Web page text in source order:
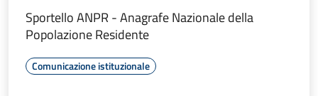
Sportello ANPR - Anagrafe Nazionale della
Popolazione Residente
Comunicazione istituzionale